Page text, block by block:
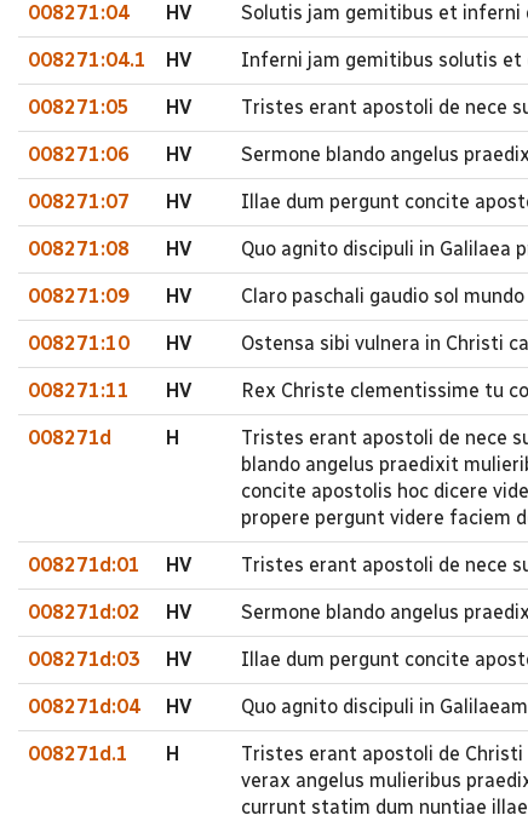
008271:04 HV Solutis jam gemitibus et inferni
008271:04.1 HV Inferni jam gemitibus solutis et
008271:05 HV Tristes erant apostoli de nece
008271:06 HV Sermone blando angelus
008271:07 HV Illae dum pergunt concite
008271:08 HV Quo agnito discipuli in Galilaea
008271:09 HV Claro paschali gaudio sol
008271:10 HV Ostensa sibi vulnera in Christi
008271:11 HV Rex Christe clementissime tu
008271d H
Tristes erant apostoli de nece
blando angelus praedixit
concite apostolis hoc dicere
propere pergunt videre faciem
008271d:01 HV Tristes erant apostoli de nece
008271d:02 HV Sermone blando angelus
008271d:03 HV Illae dum pergunt concite
008271d:04 HV Quo agnito discipuli in
008271d.1 H
Tristes erant apostoli de
verax angelus mulieribus
currunt statim dum nuntiae